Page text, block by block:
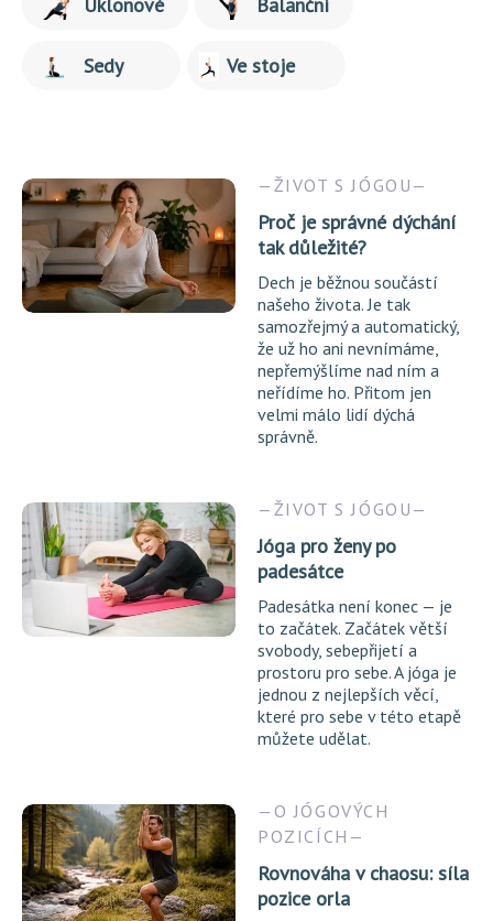
Sedy Ve stoje
ŽIVOT S JÓGOU
Proč je správné dýchání
tak důležité?
Dech je běžnou součástí
našeho života. Je tak
samozřejmý a automatický,
že už ho ani nevnímáme,
nepřemýšlíme nad ním a
neřídíme ho. Přitom jen
velmi málo lidí dýchá
správně.
ŽIVOT S JÓGOU
Jóga pro ženy po
padesátce
Padesátka není konec — je
to začátek. Začátek větší
svobody, sebepřijetí a
prostoru pro sebe. A jóga je
jednou z nejlepších věcí,
které pro sebe v této etapě
můžete udělat.
O JÓGOVÝCH
POZICÍCH
Rovnováha v chaosu: síla
pozice orla